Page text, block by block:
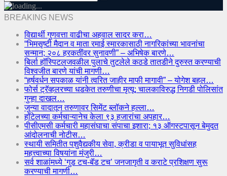
BREAKING NEWS
विद्यार्थी गुणवत्ता वाढीचा अहवाल सादर करा…
“भिमसृष्टी मैदान व माता रमाई स्मारकासाठी नागरिकांच्या भावनांचा
सन्मान; २०८ हरकतींवर सुनावणी” – अभिषेक बारणे…
बिर्ला हॉस्पिटलजवळील पुलाचे तुटलेले कठडे तातडीने दुरुस्त करण्याची
विश्वजीत बारणे यांची मागणी…
“हर्षवर्धन सपकाळ यांनी त्वरित जाहीर माफी मागावी” – योगेश बहल…
फोर्स ट्रॅव्हलरच्या धडकेत तरुणीचा मृत्यू; चालकाविरुद्ध निगडी पोलिसांत
गुन्हा दाखल…
जुन्या वादातून तरुणावर सिमेंट ब्लॉकने हल्ला…
हॉटेलच्या कर्मचाऱ्यानेच केला ९३ हजारांचा अपहार…
पीसीएमसी कर्मचारी महासंघाचा संपाचा इशारा; १३ ऑगस्टपासून बेमुदत
आंदोलनाची नोटीस…
स्थायी समितीत पशुवैद्यकीय सेवा, क्रीडा व पायाभूत सुविधांसह
महत्त्वाच्या विषयांना मंजुरी…
सर्व शाळांमध्ये ‘गुड टच-बॅड टच’ जनजागृती व कराटे प्रशिक्षण सुरू
करण्याची मागणी…